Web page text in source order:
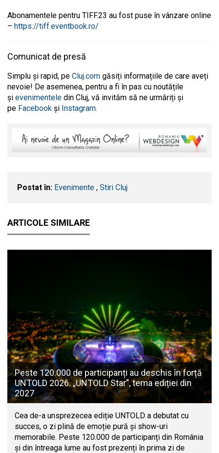
Abonamentele pentru TIFF.23 au fost puse în vânzare online
– https://tiff.eventbook.ro/
Comunicat de presă
Simplu și rapid, pe Cluj.com găsiți informațiile de care aveți
nevoie! De asemenea, pentru a fi în pas cu noutățile
și evenimentele din Cluj, vă invităm să ne urmăriți și
pe Facebook și Instagram.
Postat în: Evenimente , Stiri Cluj
ARTICOLE SIMILARE
Peste 120.000 de participanți au deschis în forță
UNTOLD 2026. „UNTOLD Star”, tema ediției din
2027
Cea de-a unsprezecea ediție UNTOLD a debutat cu
succes, o zi plină de emoție pură și show-uri
memorabile. Peste 120.000 de participanți din România
și din întreaga lume au fost prezenți în prima zi de